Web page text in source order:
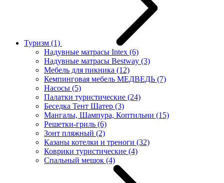
Туризм (1)
Надувные матрасы Intex (6)
Надувные матрасы Bestway (3)
Мебель для пикника (12)
Кемпинговая мебель МЕДВЕДЬ (7)
Насосы (5)
Палатки туристические (24)
Беседка Тент Шатер (3)
Мангалы, Шампура, Коптильни (15)
Решетки-гриль (6)
Зонт пляжный (2)
Казаны котелки и треноги (32)
Коврики туристические (4)
Спальный мешок (4)